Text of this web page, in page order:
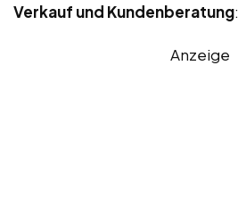
Verkauf und Kundenberatung:
Anzeige